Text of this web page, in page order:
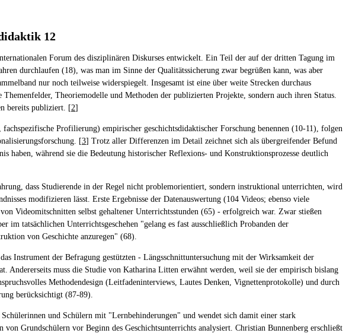
12
Forum des disziplinären Diskurses entwickelt. Ein Teil der auf der dritten Tagung im
durchlaufen (18), was man im Sinne der Qualitätssicherung zwar begrüßen kann, was aber
nur noch teilweise widerspiegelt. Insgesamt ist eine über weite Strecken durchaus
Theoriemodelle und Methoden der publizierten Projekte, sondern auch ihren Status.
bereits publiziert. [2]
Profilierung) empirischer geschichtsdidaktischer Forschung benennen (10-11), folgen
[3] Trotz aller Differenzen im Detail zeichnet sich als übergreifender Befund
haben, während sie die Bedeutung historischer Reflexions- und Konstruktionsprozesse deutlich
dass Studierende in der Regel nicht problemorientiert, sondern instruktional unterrichten, wird
modifizieren lässt. Erste Ergebnisse der Datenauswertung (104 Videos; ebenso viele
Videomitschnitten selbst gehaltener Unterrichtsstunden (65) - erfolgreich war. Zwar stießen
tatsächlichen Unterrichtsgeschehen "gelang es fast ausschließlich Probanden der
von Geschichte anzuregen" (68).
Instrument der Befragung gestützten - Längsschnittuntersuchung mit der Wirksamkeit der
Andererseits muss die Studie von Katharina Litten erwähnt werden, weil sie der empirisch bislang
Methodendesign (Leitfadeninterviews, Lautes Denken, Vignettenprotokolle) und durch
berücksichtigt (87-89).
und Schülern mit "Lernbehinderungen" und wendet sich damit einer stark
Grundschülern vor Beginn des Geschichtsunterrichts analysiert. Christian Bunnenberg erschließt